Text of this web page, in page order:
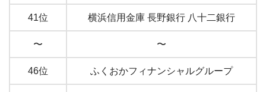
41位 横浜信用金庫 長野銀行 八十二銀行
〜 〜
46位 ふくおかフィナンシャルグループ